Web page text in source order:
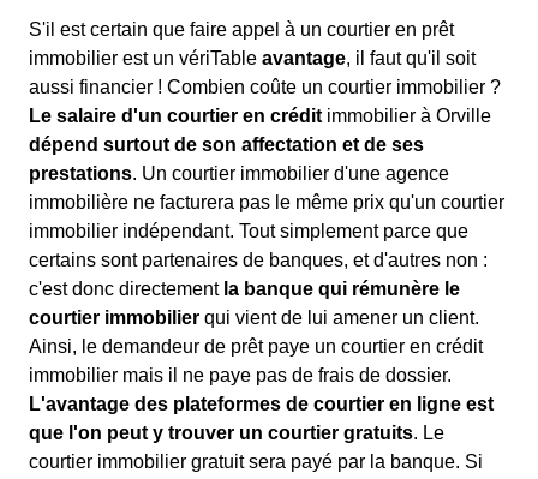
S'il est certain que faire appel à un courtier en prêt
immobilier est un vériTable avantage, il faut qu'il soit
aussi financier ! Combien coûte un courtier immobilier ?
Le salaire d'un courtier en crédit immobilier à Orville
dépend surtout de son affectation et de ses
prestations. Un courtier immobilier d'une agence
immobilière ne facturera pas le même prix qu'un courtier
immobilier indépendant. Tout simplement parce que
certains sont partenaires de banques, et d'autres non :
c'est donc directement la banque qui rémunère le
courtier immobilier qui vient de lui amener un client.
Ainsi, le demandeur de prêt paye un courtier en crédit
immobilier mais il ne paye pas de frais de dossier.
L'avantage des plateformes de courtier en ligne est
que l'on peut y trouver un courtier gratuits. Le
courtier immobilier gratuit sera payé par la banque. Si